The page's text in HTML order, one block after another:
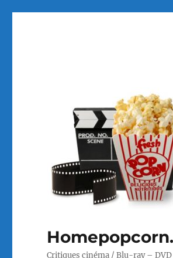
Critiques cinéma / Blu-ray – DVD